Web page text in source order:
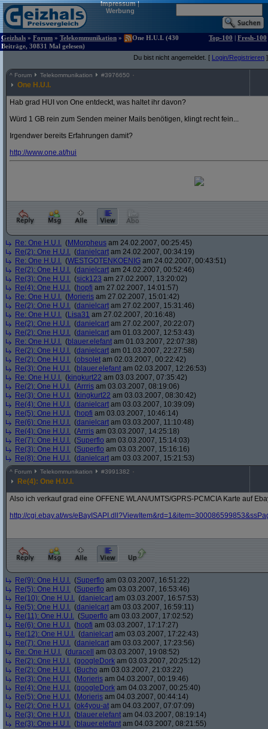
Impressum|
Werbung
Geizhals » Forum » Telekommunikation »
One H.U.I. (430
Beiträge, 30831 Mal gelesen)
Top-100 | Fresh-100
Du bist nicht angemeldet. [ Login/Registrieren ]
^ Forum Telekommunikation #3976650
One H.U.I.
Hab grad HUI von One entdeckt, was haltet ihr davon?
Würd 1 GB rein zum Senden meiner Mails benötigen, klingt recht fein...
Irgendwer bereits Erfahrungen damit?
http://www.one.at/hui
Re: One H.U.I. (MMorpheus am 24.02.2007, 00:25:45)
Re(2): One H.U.I. (danielcart am 24.02.2007, 00:34:19)
Re: One H.U.I. (WESTGOTENKOENIG am 24.02.2007, 00:43:51)
Re(2): One H.U.I. (danielcart am 24.02.2007, 00:52:46)
Re(3): One H.U.I. (sick123 am 27.02.2007, 13:20:02)
Re(4): One H.U.I. (hopfi am 27.02.2007, 14:01:57)
Re: One H.U.I. (Morieris am 27.02.2007, 15:01:42)
Re(2): One H.U.I. (danielcart am 27.02.2007, 15:31:46)
Re: One H.U.I. (Lisa31 am 27.02.2007, 20:16:48)
Re(2): One H.U.I. (danielcart am 27.02.2007, 20:22:07)
Re(2): One H.U.I. (danielcart am 01.03.2007, 12:53:43)
Re: One H.U.I. (blauer.elefant am 01.03.2007, 22:07:38)
Re(2): One H.U.I. (danielcart am 01.03.2007, 22:27:58)
Re(2): One H.U.I. (obsolet am 02.03.2007, 00:22:42)
Re(3): One H.U.I. (blauer.elefant am 02.03.2007, 12:26:53)
Re: One H.U.I. (kingkurt22 am 03.03.2007, 07:35:42)
Re(2): One H.U.I. (Arrris am 03.03.2007, 08:19:06)
Re(3): One H.U.I. (kingkurt22 am 03.03.2007, 08:30:42)
Re(4): One H.U.I. (danielcart am 03.03.2007, 10:39:09)
Re(5): One H.U.I. (hopfi am 03.03.2007, 10:46:14)
Re(6): One H.U.I. (danielcart am 03.03.2007, 11:10:48)
Re(4): One H.U.I. (Arrris am 03.03.2007, 14:25:18)
Re(7): One H.U.I. (Superflo am 03.03.2007, 15:14:03)
Re(3): One H.U.I. (Superflo am 03.03.2007, 15:16:16)
Re(8): One H.U.I. (danielcart am 03.03.2007, 15:21:53)
^ Forum Telekommunikation #3991382
Re(4): One H.U.I.
Also ich verkauf grad eine OFFENE WLAN/UMTS/GPRS-PCMCIA Karte auf
http://cgi.ebay.at/ws/eBayISAPI.dll?ViewItem&rd=1&item=300086599853&
Re(9): One H.U.I. (Superflo am 03.03.2007, 16:51:22)
Re(5): One H.U.I. (Superflo am 03.03.2007, 16:53:46)
Re(10): One H.U.I. (danielcart am 03.03.2007, 16:57:53)
Re(5): One H.U.I. (danielcart am 03.03.2007, 16:59:11)
Re(11): One H.U.I. (Superflo am 03.03.2007, 17:02:52)
Re(6): One H.U.I. (hopfi am 03.03.2007, 17:17:27)
Re(12): One H.U.I. (danielcart am 03.03.2007, 17:22:43)
Re(7): One H.U.I. (danielcart am 03.03.2007, 17:23:56)
Re: One H.U.I. (duracell
am 03.03.2007, 19:08:52)
Re(2): One H.U.I. (googleDork am 03.03.2007, 20:25:12)
Re(2): One H.U.I. (Bucho am 03.03.2007, 21:03:22)
Re(3): One H.U.I. (Morieris am 04.03.2007, 00:19:46)
Re(4): One H.U.I. (googleDork am 04.03.2007, 00:25:40)
Re(5): One H.U.I. (Morieris am 04.03.2007, 00:44:14)
Re(2): One H.U.I. (ok4you-at am 04.03.2007, 07:07:09)
Re(3): One H.U.I. (blauer.elefant am 04.03.2007, 08:19:14)
Re(3): One H.U.I. (blauer.elefant am 04.03.2007, 08:21:55)